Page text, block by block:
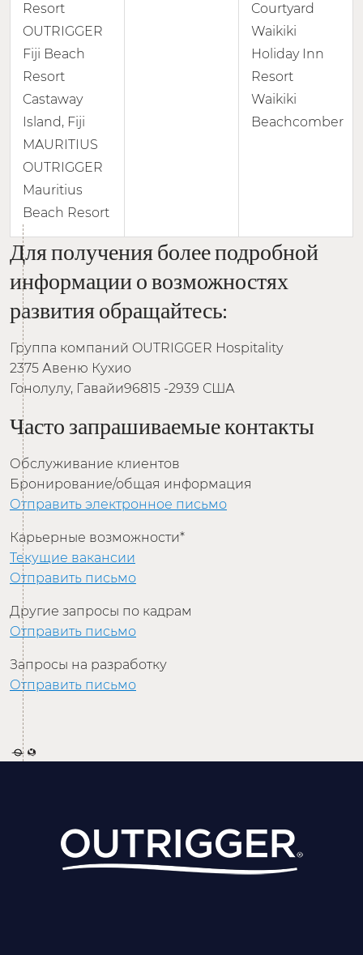
Resort
OUTRIGGER
Fiji Beach
Resort
Castaway
Island, Fiji
MAURITIUS
OUTRIGGER
Mauritius
Beach Resort
Courtyard
Waikiki
Holiday Inn
Resort
Waikiki
Beachcomber
Для получения более подробной
информации о возможностях
развития обращайтесь:
Группа компаний OUTRIGGER Hospitality
2375 Авеню Кухио
Гонолулу, Гавайи96815 -2939 США
Часто запрашиваемые контакты
Обслуживание клиентов
Бронирование/общая информация
Отправить электронное письмо
Карьерные возможности*
Текущие вакансии
Отправить письмо
Другие запросы по кадрам
Отправить письмо
Запросы на разработку
Отправить письмо